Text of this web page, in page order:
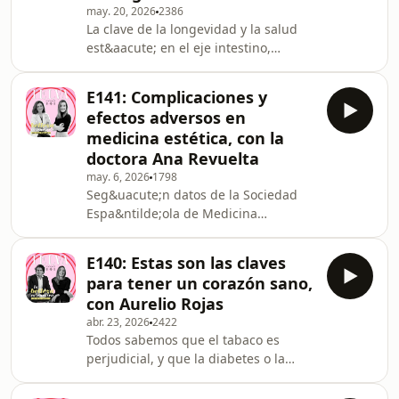
para&nbsp;Laboratorios Vichy
Espa&ntilde;a, Beatriz
Gonz&aacute;lez,
farmac&eacute;utica, nutricionista y
responsable de Formaci&oacute;n
may. 20, 20262386
La clave de la longevidad y la salud
est&aacute; en el eje intestino,
nutricionista Marian Garc&iacute;a,
conocida como Boticaria
Garc&iacute;a, y Javier
Butrague&ntilde;o, doctor en Ciencias
de la Salud y el Deporte.&nbsp;Con
ellos hablamos de las famosas
mioquinas que libera nuestro cuerpo
en respuesta al ejercicio f&iacu
E141: Complicaciones y
efectos adversos en
medicina estética, con la
doctora Ana Revuelta
may. 6, 2026 1798
Seg&uacute;n datos de la Sociedad
Espa&ntilde;ola de Medicina
primeras visitas en las consultas de
los m&eacute;dicos est&eacute;ticos
corresponden a pacientes que
acuden para corregir o tratar efectos
adversos o secuelas derivados de
intervenciones realizadas por
personal no cualificado. Una de las
E140: Estas son las claves
para tener un corazón sano,
con Aurelio Rojas
abr. 23, 20262422
Todos sabemos que el tabaco es
perjudicial, y que la diabetes o la